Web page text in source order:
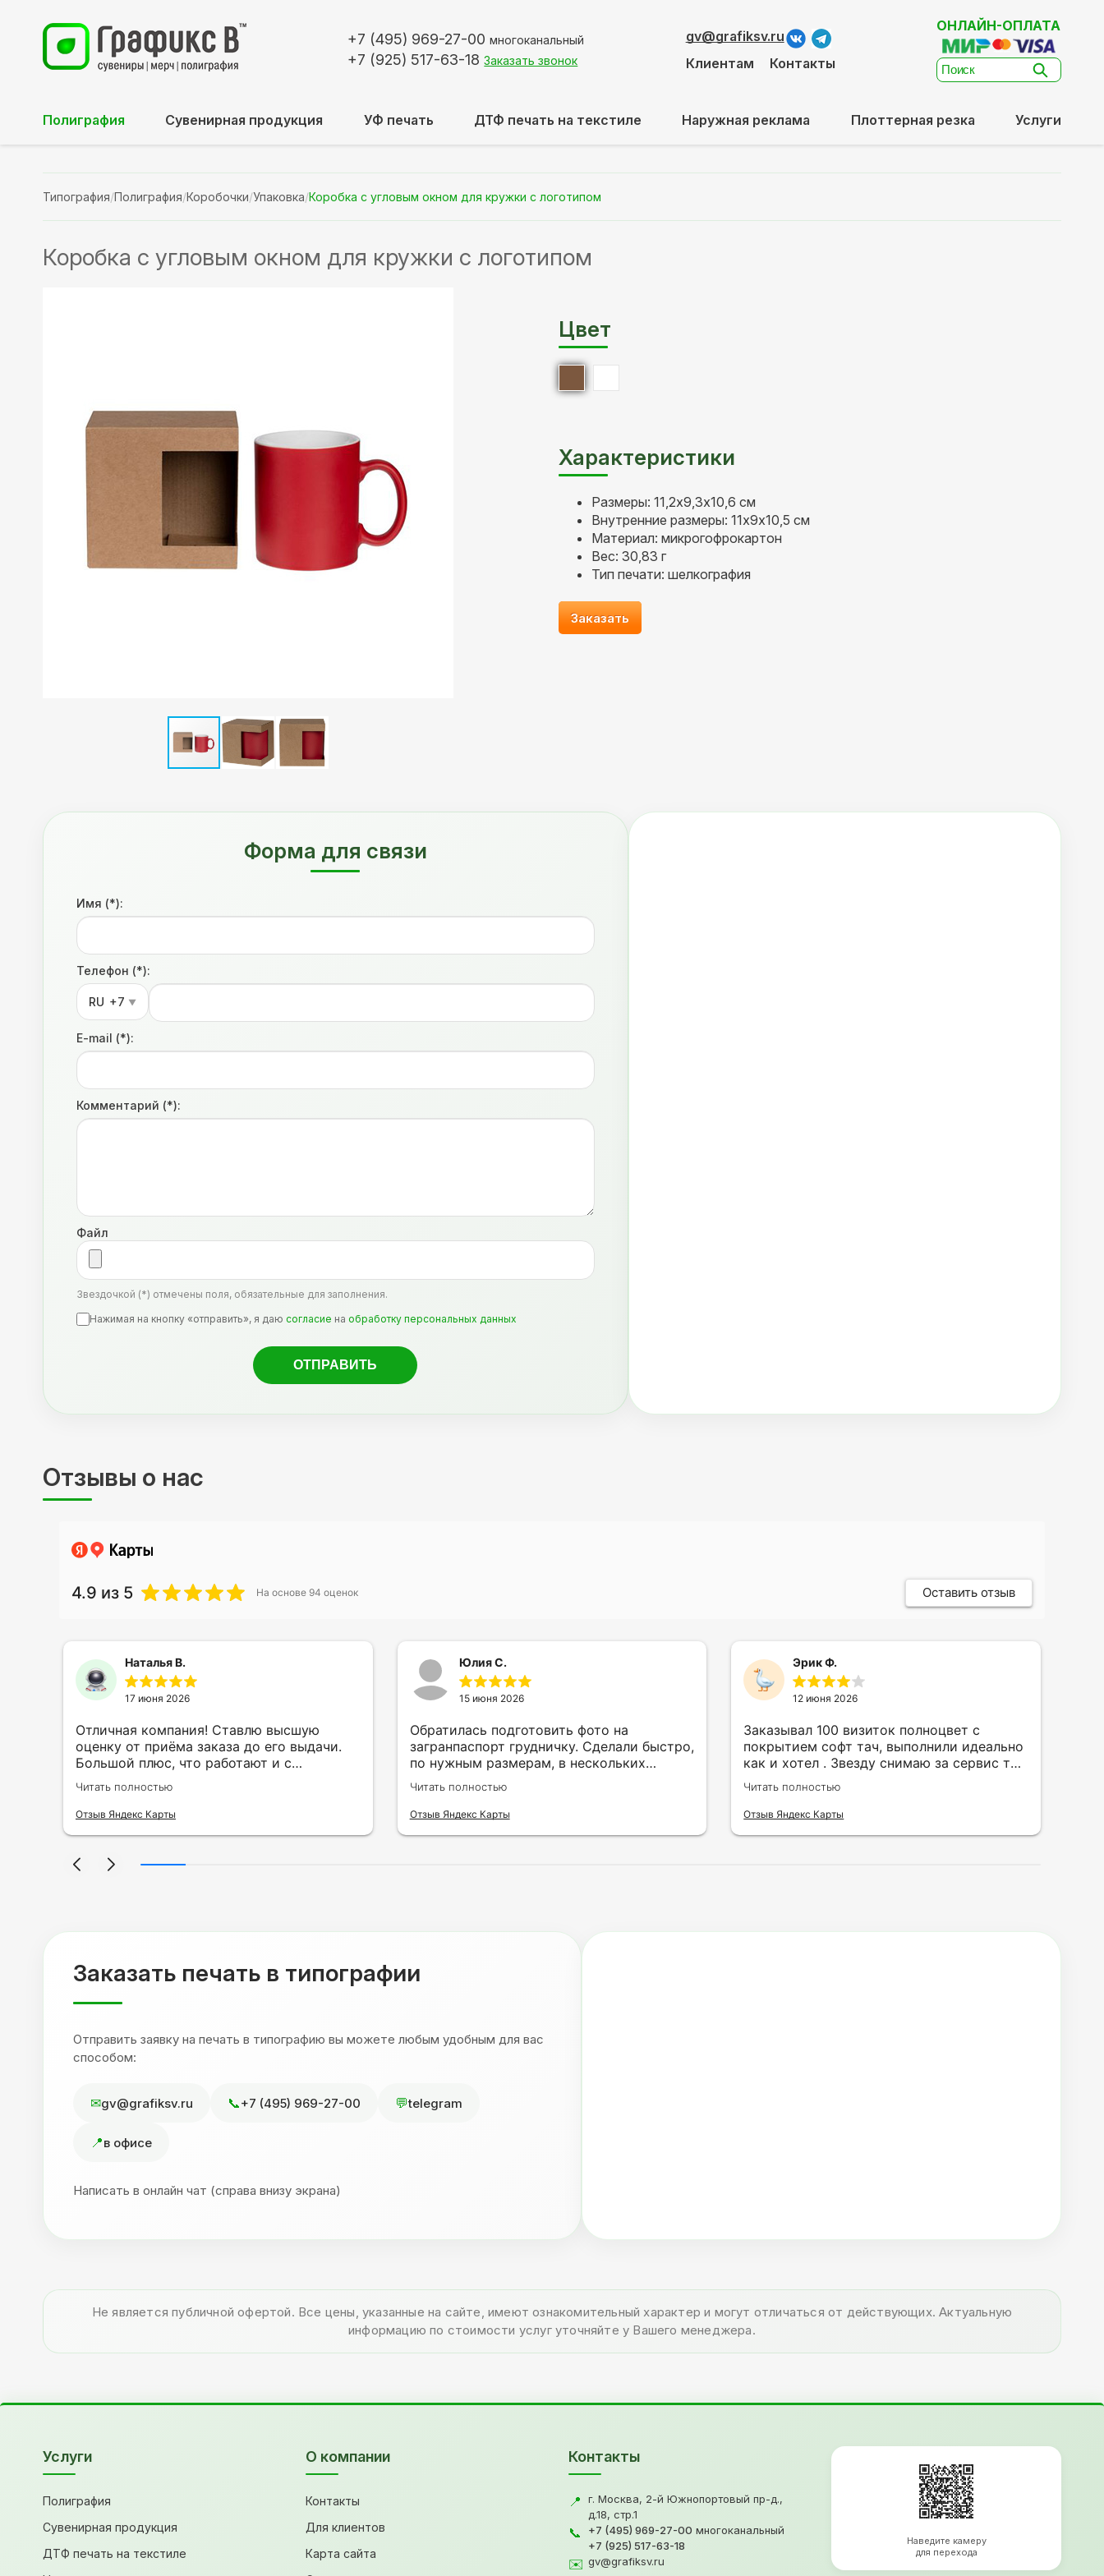
+7 (495) 969-27-00 многоканальный
+7 (925) 517-63-18 Заказать звонок
gv@grafiksv.ru
Клиентам
Контакты
ОНЛАЙН-ОПЛАТА
Полиграфия Сувенирная продукция УФ печать ДТФ печать на текстиле Наружная реклама Плоттерная резка Услуги
Типография/Полиграфия/Коробочки/Упаковка/Коробка с угловым окном для кружки с логотипом
Коробка с угловым окном для кружки с логотипом
Цвет
Характеристики
Размеры: 11,2х9,3х10,6 см
Внутренние размеры: 11х9х10,5 см
Материал: микрогофрокартон
Вес: 30,83 г
Тип печати: шелкография
Заказать
Форма для связи
Имя (*):
Телефон (*):
RU +7 ▼
E-mail (*):
Комментарий (*):
Файл
Звездочкой (*) отмечены поля, обязательные для заполнения.
Нажимая на кнопку «отправить», я даю согласие на обработку персональных данных
Отзывы о нас
4.9 из 5 На основе 94 оценок Оставить отзыв
Наталья В.
17 июня 2026
Отличная компания! Ставлю высшую
оценку от приёма заказа до его выдачи.
Большой плюс, что работают и с
индивидуальными заказами. Нелбходимо
было нанести принт на кружку в подарок.
Заказ был исполнен оперативно и ооочень
спасибо Евгении за терпеливость,
Читать полностью
Отзыв Яндекс Карты
Юлия С.
15 июня 2026
Обратилась подготовить фото на
загранпаспорт грудничку. Сделали быстро,
по нужным размерам, в нескольких
вариантах и цветах.
Читать полностью
Отзыв Яндекс Карты
Эрик Ф.
12 июня 2026
Заказывал 100 визиток полноцвет с
покрытием софт тач, выполнили идеально
как и хотел . Звезду снимаю за сервис так
как в первый день приехал за 30 мин до
закрытия а на месте никого не было.
Читать полностью
Отзыв Яндекс Карты
Заказать печать в типографии
Отправить заявку на печать в типографию вы можете любым удобным для вас
способом:
gv@grafiksv.ru +7 (495) 969-27-00 telegram
в офисе
Написать в онлайн чат (справа внизу экрана)
Не является публичной офертой. Все цены, указанные на сайте, имеют ознакомительный характер и могут отличаться от действующих. Актуальную
информацию по стоимости услуг уточняйте у Вашего менеджера.
Услуги
Полиграфия
Сувенирная продукция
ДТФ печать на текстиле
О компании
Контакты
Для клиентов
Карта сайта
Контакты
📍
г. Москва, 2-й Южнопортовый пр-д.,
д.18, стр.1
📞 +7 (495) 969-27-00 многоканальный
+7 (925) 517-63-18
✉️ gv@grafiksv.ru
Наведите камеру
для перехода